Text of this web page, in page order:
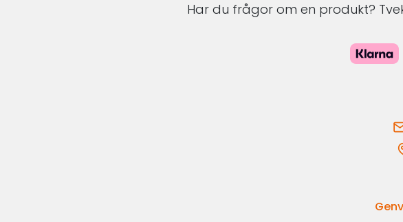
Har du frågor om en produkt?